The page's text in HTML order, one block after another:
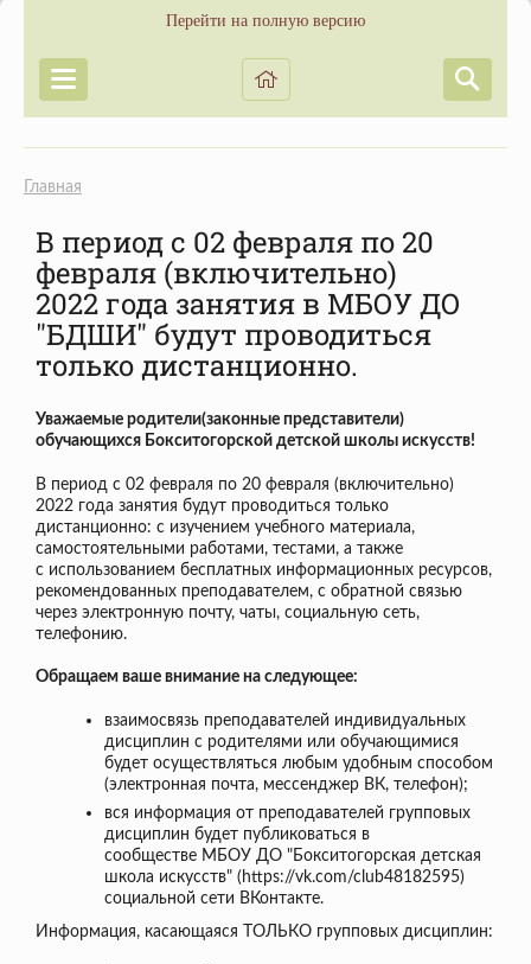
Перейти на полную версию
Главная
В период с 02 февраля по 20
февраля (включительно)
2022 года занятия в МБОУ ДО
"БДШИ" будут проводиться
только дистанционно.
Уважаемые родители(законные представители)
обучающихся Бокситогорской детской школы искусств!
В период с 02 февраля по 20 февраля (включительно)
2022 года занятия будут проводиться только
дистанционно: с изучением учебного материала,
самостоятельными работами, тестами, а также
с использованием бесплатных информационных ресурсов,
рекомендованных преподавателем, с обратной связью
через электронную почту, чаты, социальную сеть,
телефонию.
Обращаем ваше внимание на следующее:
взаимосвязь преподавателей индивидуальных
дисциплин с родителями или обучающимися
будет осуществляться любым удобным способом
(электронная почта, мессенджер ВК, телефон);
вся информация от преподавателей групповых
дисциплин будет публиковаться в
сообществе МБОУ ДО "Бокситогорская детская
школа искусств" (https://vk.com/club48182595)
социальной сети ВКонтакте.
Информация, касающаяся ТОЛЬКО групповых дисциплин: